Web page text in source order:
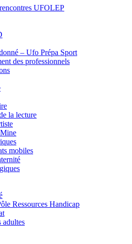
UFOLEP
– Ufo Prépa Sport
des professionnels
la lecture
mobiles
Ressources Handicap
adultes